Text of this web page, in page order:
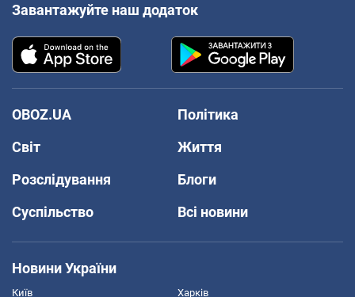
Завантажуйте наш додаток
OBOZ.UA
Політика
Світ
Життя
Розслідування
Блоги
Суспільство
Всі новини
Новини України
Київ Харків